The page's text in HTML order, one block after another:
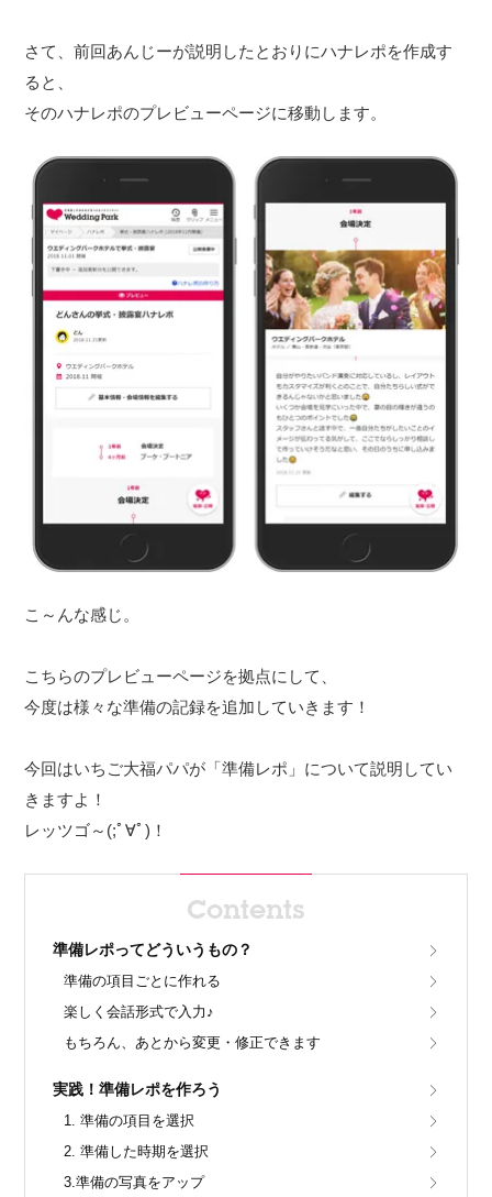
さて、前回あんじーが説明したとおりにハナレポを作成す
ると、
そのハナレポのプレビューページに移動します。
こ～んな感じ。
こちらのプレビューページを拠点にして、
今度は様々な準備の記録を追加していきます！
今回はいちご大福パパが「準備レポ」について説明してい
きますよ！
レッツゴ～(;ﾟ∀ﾟ)！
Contents
準備レポってどういうもの？
準備の項目ごとに作れる
楽しく会話形式で入力♪
もちろん、あとから変更・修正できます
実践！準備レポを作ろう
1. 準備の項目を選択
2. 準備した時期を選択
3.準備の写真をアップ